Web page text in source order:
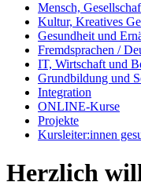
Mensch,
Kultur, Kreatives
Gesundheit und
Fremdsprachen /
IT, Wirtschaft und
Grundbildung und
Integration
ONLINE-Kurse
Projekte
Kursleiter:innen
Herzlich